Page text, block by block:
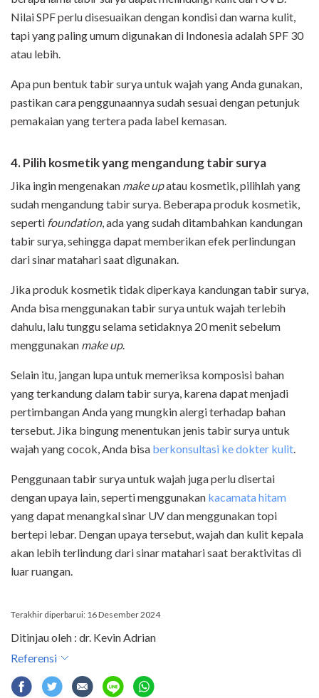
Nilai SPF perlu disesuaikan dengan kondisi dan warna kulit,
tapi yang paling umum digunakan di Indonesia adalah SPF 30
atau lebih.
Apa pun bentuk tabir surya untuk wajah yang Anda gunakan,
pastikan cara penggunaannya sudah sesuai dengan petunjuk
pemakaian yang tertera pada label kemasan.
4. Pilih kosmetik yang mengandung tabir surya
Jika ingin mengenakan make upatau kosmetik, pilihlah yang
sudah mengandung tabir surya. Beberapa produk kosmetik,
seperti foundation, ada yang sudah ditambahkan kandungan
tabir surya, sehingga dapat memberikan efek perlindungan
dari sinar matahari saat digunakan.
Jika produk kosmetik tidak diperkaya kandungan tabir surya,
Anda bisa menggunakan tabir surya untuk wajah terlebih
dahulu, lalu tunggu selama setidaknya 20 menit sebelum
menggunakan make up.
Selain itu, jangan lupa untuk memeriksa komposisi bahan
yang terkandung dalam tabir surya, karena dapat menjadi
pertimbangan Anda yang mungkin alergi terhadap bahan
tersebut. Jika bingung menentukan jenis tabir surya untuk
wajah yang cocok, Anda bisa berkonsultasi ke dokter kulit.
Penggunaan tabir surya untuk wajah juga perlu disertai
dengan upaya lain, seperti menggunakan kacamata hitam
yang dapat menangkal sinar UV dan menggunakan topi
bertepi lebar. Dengan upaya tersebut, wajah dan kulit kepala
akan lebih terlindung dari sinar matahari saat beraktivitas di
luar ruangan.
Terakhir diperbarui: 16 Desember 2024